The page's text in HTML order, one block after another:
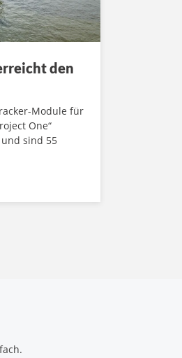
den
Module für
One“
sind 55